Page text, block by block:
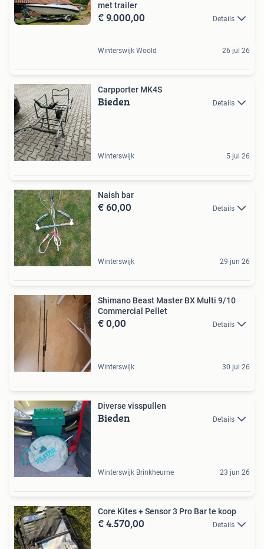
met trailer
€ 9.000,00 Details
Winterswijk Woold 26 jul 26
Carpporter MK4S
Bieden Details
Winterswijk 5 jul 26
Naish bar
€ 60,00 Details
Winterswijk 29 jun 26
Shimano Beast Master BX Multi 9/10
Commercial Pellet
€ 0,00 Details
Winterswijk 30 jul 26
Diverse visspullen
Bieden Details
Winterswijk Brinkheurne 23 jun 26
Core Kites + Sensor 3 Pro Bar te koop
€ 4.570,00 Details